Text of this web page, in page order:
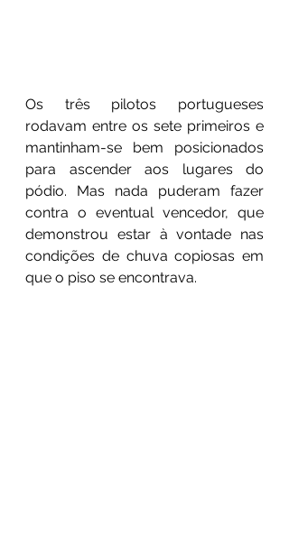
Os três pilotos portugueses
rodavam entre os sete primeiros e
mantinham-se bem posicionados
para ascender aos lugares do
pódio. Mas nada puderam fazer
contra o eventual vencedor, que
demonstrou estar à vontade nas
condições de chuva copiosas em
que o piso se encontrava.